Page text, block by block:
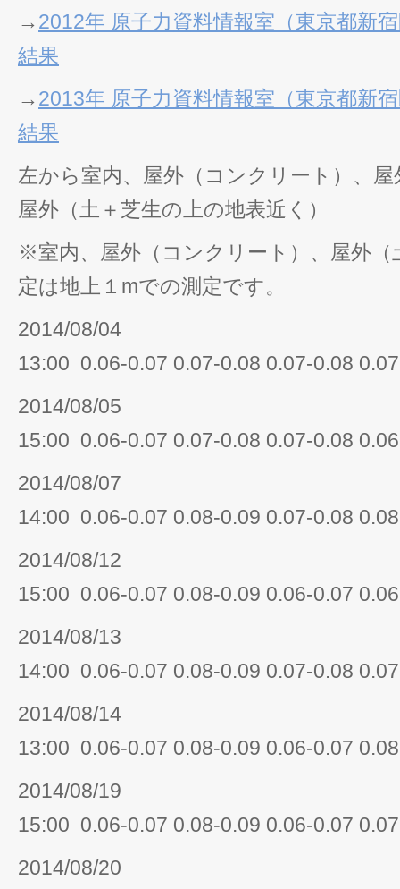
→2012年 原子力資料情報室（東京都新
結果
→2013年 原子力資料情報室（東京都新
結果
左から室内、屋外（コンクリート）、
屋外（土＋芝生の上の地表近く）
※室内、屋外（コンクリート）、屋外（
定は地上１mでの測定です。
2014/08/04
13:00 0.06-0.07 0.07-0.08 0.07-0.08
2014/08/05
15:00 0.06-0.07 0.07-0.08 0.07-0.08
2014/08/07
14:00 0.06-0.07 0.08-0.09 0.07-0.08
2014/08/12
15:00 0.06-0.07 0.08-0.09 0.06-0.07
2014/08/13
14:00 0.06-0.07 0.08-0.09 0.07-0.08
2014/08/14
13:00 0.06-0.07 0.08-0.09 0.06-0.07
2014/08/19
15:00 0.06-0.07 0.08-0.09 0.06-0.07
2014/08/20